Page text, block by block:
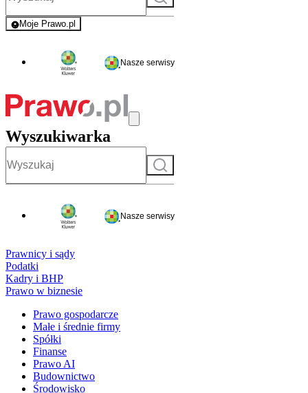
Moje Prawo.pl
- rejestracja i logowanie do serwisu
Nasze serwisy
Wyszukiwarka
Szukaj
Nasze serwisy
Prawnicy i sądy
Podatki
Kadry i BHP
Prawo w biznesie
Prawo gospodarcze
Małe i średnie firmy
Spółki
Finanse
Prawo AI
Budownictwo
Środowisko